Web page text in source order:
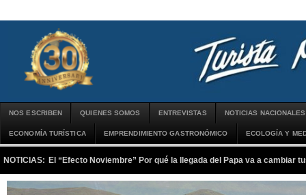
NOS ESCRIBEN QUIENES SOMOS ENTREVISTAS NOTICIAS NACIONALES
ECONOMÍA TURÍSTICA EMPRENDIMIENTO GASTRONÓMICO ECOLOGÍA Y
NOTICIAS: El “Efecto Noviembre” Por qué la llegada del Papa va a cambiar